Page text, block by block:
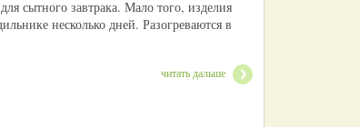
сытного завтрака. Мало того, изделия
несколько дней. Разогреваются в
читать дальше